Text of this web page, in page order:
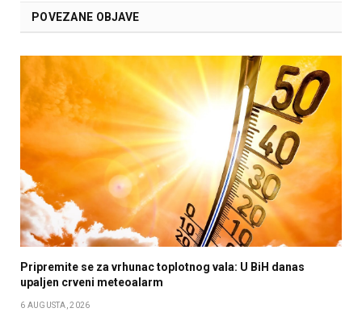
POVEZANE OBJAVE
Pripremite se za vrhunac toplotnog vala: U BiH danas
upaljen crveni meteoalarm
6 AUGUSTA, 2026